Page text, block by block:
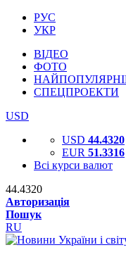
РУС
УКР
ВІДЕО
ФОТО
СПЕЦПРОЕКТИ
USD
USD 44.4320
EUR 51.3316
Всі курси валют
44.4320
Авторизація
Пошук
RU